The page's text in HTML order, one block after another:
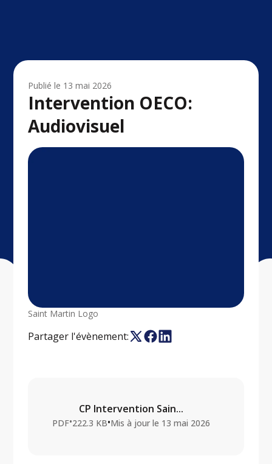
Publié le 13 mai 2026
Intervention OECO:
Audiovisuel
Saint Martin Logo
Partager l'évènement:
CP Intervention Sain...
PDF•222.3 KB•Mis à jour le 13 mai 2026